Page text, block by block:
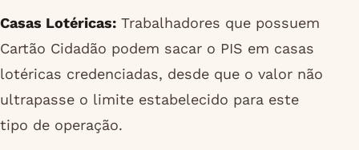
Casas Lotéricas: Trabalhadores que possuem
Cartão Cidadão podem sacar o PIS em casas
lotéricas credenciadas, desde que o valor não
ultrapasse o limite estabelecido para este
tipo de operação.